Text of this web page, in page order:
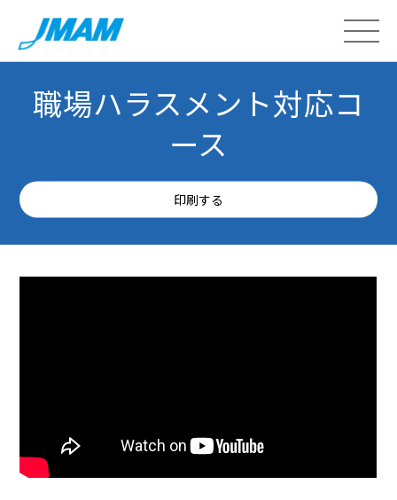
職場ハラスメント対応コ
ース
印刷する